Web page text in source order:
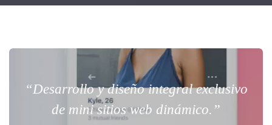
“Desarrollo y diseño integral exclusivo
de mini sitios web dinámico.”